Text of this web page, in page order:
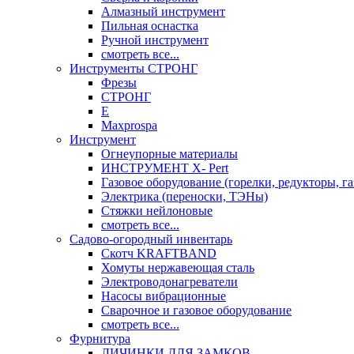
Алмазный инструмент
Пильная оснастка
Ручной инструмент
смотреть все...
Инструменты СТРОНГ
Фрезы
СТРОНГ
Е
Maxprospa
Инструмент
Огнеупорные материалы
ИНСТРУМЕНТ X- Pert
Газовое оборудование (горелки, редукторы,
Электрика (переноски, ТЭНы)
Стяжки нейлоновые
смотреть все...
Садово-огородный инвентарь
Скотч KRAFTBAND
Хомуты нержавеющая сталь
Электроводонагреватели
Насосы вибрационные
Сварочное и газовое оборудование
смотреть все...
Фурнитура